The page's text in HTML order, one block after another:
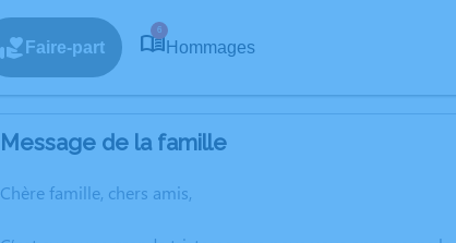
Faire-part
6
Hommages
Message de la famille
Chère famille, chers amis,